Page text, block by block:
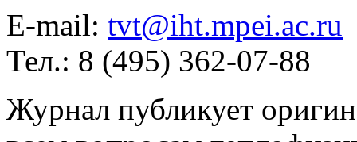
E-mail: tvt@iht.mpei.ac.ru
Тел.: 8 (495) 362-07-88
Журнал публикует